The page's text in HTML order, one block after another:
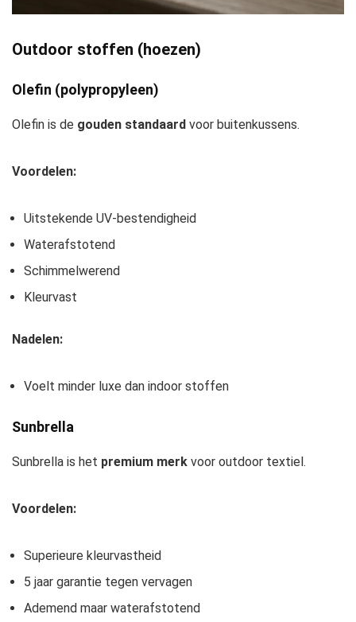
Outdoor stoffen (hoezen)
Olefin (polypropyleen)
Olefin is de gouden standaard voor buitenkussens.
Voordelen:
Uitstekende UV-bestendigheid
Waterafstotend
Schimmelwerend
Kleurvast
Nadelen:
Voelt minder luxe dan indoor stoffen
Sunbrella
Sunbrella is het premium merk voor outdoor textiel.
Voordelen:
Superieure kleurvastheid
5 jaar garantie tegen vervagen
Ademend maar waterafstotend